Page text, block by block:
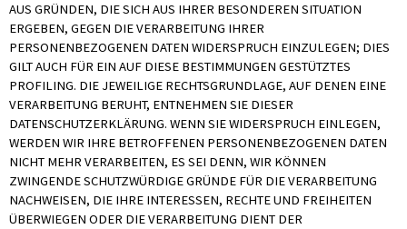
AUS GRÜNDEN, DIE SICH AUS IHRER BESONDEREN SITUATION
ERGEBEN, GEGEN DIE VERARBEITUNG IHRER
PERSONENBEZOGENEN DATEN WIDERSPRUCH EINZULEGEN; DIES
GILT AUCH FÜR EIN AUF DIESE BESTIMMUNGEN GESTÜTZTES
PROFILING. DIE JEWEILIGE RECHTSGRUNDLAGE, AUF DENEN EINE
VERARBEITUNG BERUHT, ENTNEHMEN SIE DIESER
DATENSCHUTZERKLÄRUNG. WENN SIE WIDERSPRUCH EINLEGEN,
WERDEN WIR IHRE BETROFFENEN PERSONENBEZOGENEN DATEN
NICHT MEHR VERARBEITEN, ES SEI DENN, WIR KÖNNEN
ZWINGENDE SCHUTZWÜRDIGE GRÜNDE FÜR DIE VERARBEITUNG
NACHWEISEN, DIE IHRE INTERESSEN, RECHTE UND FREIHEITEN
ÜBERWIEGEN ODER DIE VERARBEITUNG DIENT DER